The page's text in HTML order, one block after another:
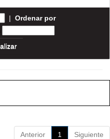
| Ordenar por
Anterior 1 Siguiente